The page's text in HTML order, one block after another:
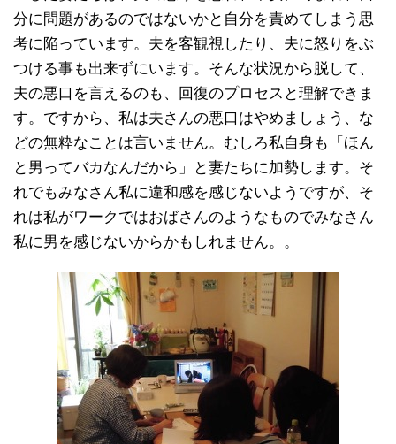
分に問題があるのではないかと自分を責めてしまう思
考に陥っています。夫を客観視したり、夫に怒りをぶ
つける事も出来ずにいます。そんな状況から脱して、
夫の悪口を言えるのも、回復のプロセスと理解できま
す。ですから、私は夫さんの悪口はやめましょう、な
どの無粋なことは言いません。むしろ私自身も「ほん
と男ってバカなんだから」と妻たちに加勢します。そ
れでもみなさん私に違和感を感じないようですが、そ
れは私がワークではおばさんのようなものでみなさん
私に男を感じないからかもしれません。。